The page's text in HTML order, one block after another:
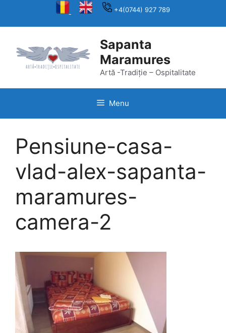
+4(0744) 927 789
Sapanta
Maramures
Artă -Tradiție – Ospitalitate
Menu
Pensiune-casa-
vlad-alex-sapanta-
maramures-
camera-2